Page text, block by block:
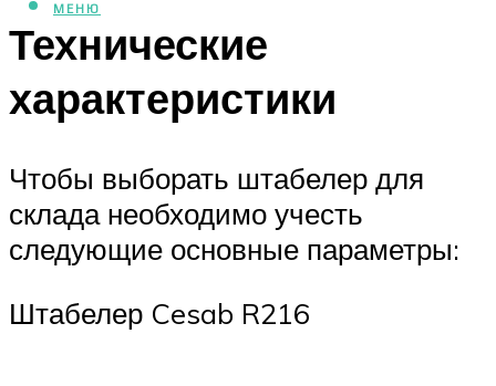
МЕНЮ
Технические
характеристики
Чтобы выборать штабелер для
склада необходимо учесть
следующие основные параметры:
Штабелер Cesab R216